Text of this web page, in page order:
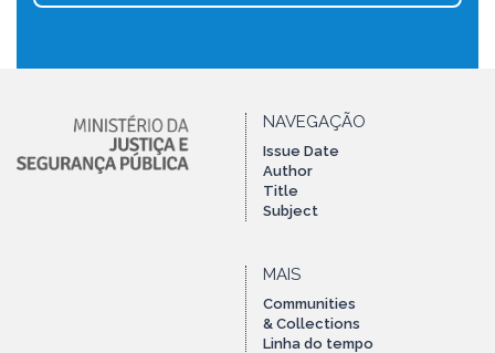
NAVEGAÇÃO
Issue Date
Author
Title
Subject
MAIS
Communities
& Collections
Linha do tempo